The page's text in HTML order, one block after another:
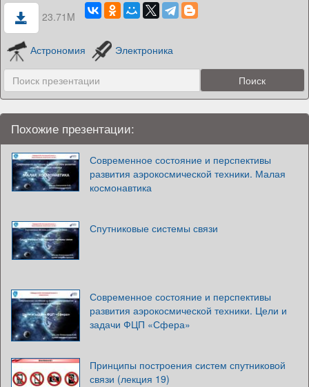
23.71M
Астрономия Электроника
Похожие презентации:
Современное состояние и перспективы
развития аэрокосмической техники. Малая
космонавтика
Спутниковые системы связи
Современное состояние и перспективы
развития аэрокосмической техники. Цели и
задачи ФЦП «Сфера»
Принципы построения систем спутниковой
связи (лекция 19)